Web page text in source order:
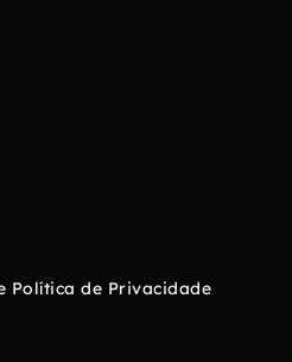
Política de Privacidade